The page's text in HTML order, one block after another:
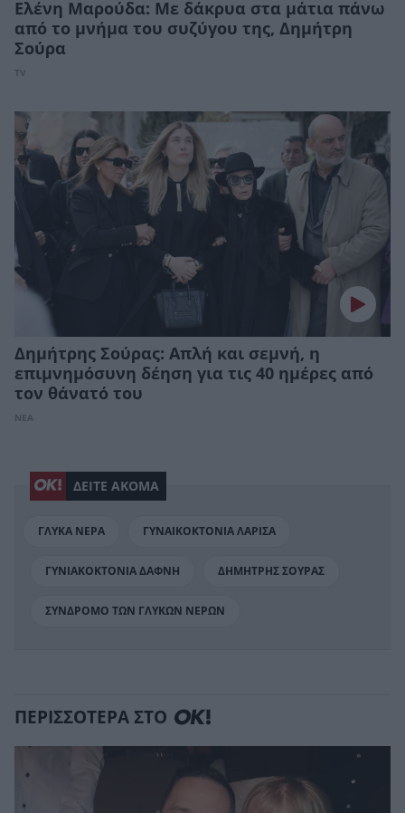
Ελένη Μαρούδα: Με δάκρυα στα μάτια πάνω
από το μνήμα του συζύγου της, Δημήτρη
Σούρα
TV
Δημήτρης Σούρας: Απλή και σεμνή, η
επιμνημόσυνη δέηση για τις 40 ημέρες από
τον θάνατό του
ΝΕΑ
ΔΕΙΤΕ ΑΚΟΜΑ
ΓΛΥΚΑ ΝΕΡΑ ΓΥΝΑΙΚΟΚΤΟΝΙΑ ΛΑΡΙΣΑ
ΓΥΝΙΑΚΟΚΤΟΝΙΑ ΔΑΦΝΗ ΔΗΜΗΤΡΗΣ ΣΟΥΡΑΣ
ΣΥΝΔΡΟΜΟ ΤΩΝ ΓΛΥΚΩΝ ΝΕΡΩΝ
ΠΕΡΙΣΣΟΤΕΡΑ ΣΤΟ